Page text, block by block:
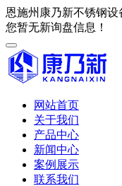
恩施州康乃新不锈钢
您暂无新询盘信息！
网站首页
关于我们
产品中心
新闻中心
案例展示
联系我们